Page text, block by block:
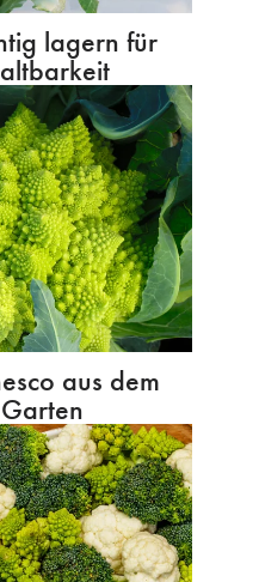
lagern für
aus dem